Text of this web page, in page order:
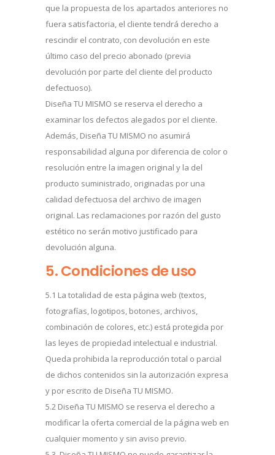
que la propuesta de los apartados anteriores no
fuera satisfactoria, el cliente tendrá derecho a
rescindir el contrato, con devolución en este
último caso del precio abonado (previa
devolución por parte del cliente del producto
defectuoso).
Diseña TU MISMO se reserva el derecho a
examinar los defectos alegados por el cliente.
Además, Diseña TU MISMO no asumirá
responsabilidad alguna por diferencia de color o
resolución entre la imagen original y la del
producto suministrado, originadas por una
calidad defectuosa del archivo de imagen
original. Las reclamaciones por razón del gusto
estético no serán motivo justificado para
devolución alguna.
5. Condiciones de uso
5.1 La totalidad de esta página web (textos,
fotografías, logotipos, botones, archivos,
combinación de colores, etc.) está protegida por
las leyes de propiedad intelectual e industrial.
Queda prohibida la reproducción total o parcial
de dichos contenidos sin la autorización expresa
y por escrito de Diseña TU MISMO.
5.2 Diseña TU MISMO se reserva el derecho a
modificar la oferta comercial de la página web en
cualquier momento y sin aviso previo.